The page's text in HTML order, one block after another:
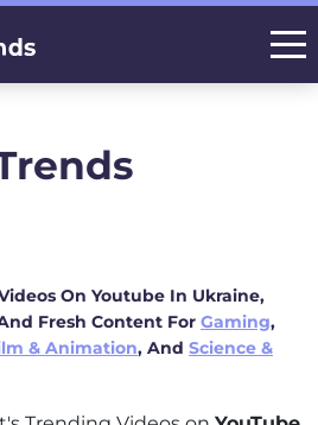
On Youtube In Ukraine,
Fresh Content For Gaming,
& Animation, And Science &